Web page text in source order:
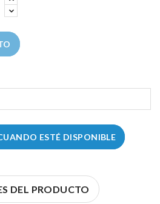
ESTÉ DISPONIBLE
DEL PRODUCTO